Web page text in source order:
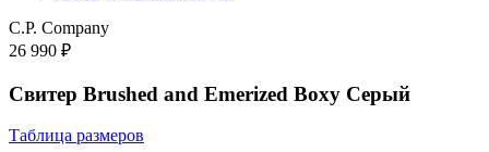
C.P. Company
26 990 ₽
Свитер Brushed and Emerized Boxy Серый
Таблица размеров